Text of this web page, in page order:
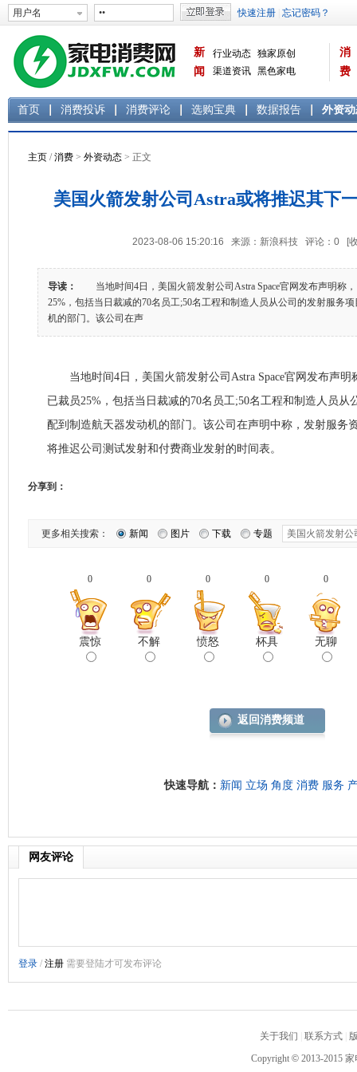
新
闻
行业动态 独家原创
渠道资讯 黑色家电
消
费
首页 消费投诉 消费评论 选购宝典 数据报告 外资
主页 /消费 > 外资动态 > 正文
美国火箭发射公司Astra或将推迟其下
2023-08-06 15:20:16 来源：新浪科技 评论： 0 [
导读：
当地时间4日，美国火箭发射公司Astra Space官网发布声明称
25%，包括当日裁减的70名员工;50名工程和制造人员从公司的发射服务
机的部门。该公司在声
当地时间4日，美国火箭发射公司Astra Space官网发布声明
已裁员25%，包括当日裁减的70名员工;50名工程和制造人员从
配到制造航天器发动机的部门。该公司在声明中称，发射服务
将推迟公司测试发射和付费商业发射的时间表。
分享到：
更多相关搜索： 新闻 图片 下载 专题
0
震惊
0
不解
0
愤怒
0
杯具
0
无聊
返回消费频道
快速导航： 新闻 立场 角度 消费 服务
网友评论
关于我们 联系方式
Copyright © 2013-2015